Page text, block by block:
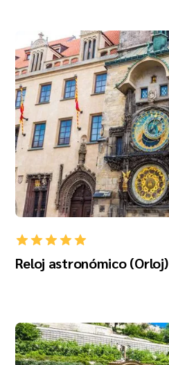
Reloj astronómico (Orloj)